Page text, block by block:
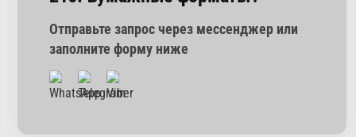
Отправьте запрос через мессенджер или
заполните форму ниже